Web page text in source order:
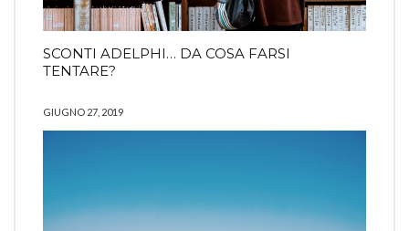
SCONTI ADELPHI… DA COSA FARSI
TENTARE?
GIUGNO 27, 2019